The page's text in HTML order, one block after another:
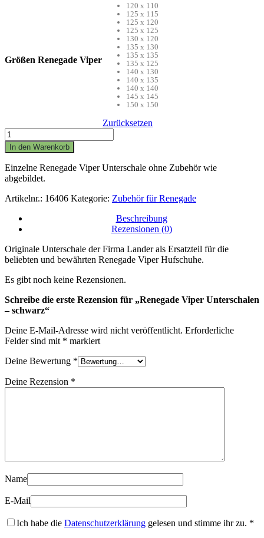
Größen Renegade Viper
120 x 110
125 x 115
125 x 120
125 x 125
130 x 120
135 x 130
135 x 135
135 x 125
140 x 130
140 x 135
140 x 140
145 x 145
150 x 150
Zurücksetzen
Renegade
Viper
Unterschalen
-
schwarz
Menge
In den Warenkorb
Einzelne Renegade Viper Unterschale ohne Zubehör wie
abgebildet.
Artikelnr.: 16406 Kategorie: Zubehör für Renegade
Beschreibung
Rezensionen (0)
Originale Unterschale der Firma Lander als Ersatzteil für die
beliebten und bewährten Renegade Viper Hufschuhe.
Es gibt noch keine Rezensionen.
Schreibe die erste Rezension für „Renegade Viper Unterschalen
– schwarz“
Deine E-Mail-Adresse wird nicht veröffentlicht. Erforderliche
Felder sind mit * markiert
Deine Bewertung *
Deine Rezension *
Name
E-Mail
Ich habe die Datenschutzerklärung gelesen und stimme ihr zu. *